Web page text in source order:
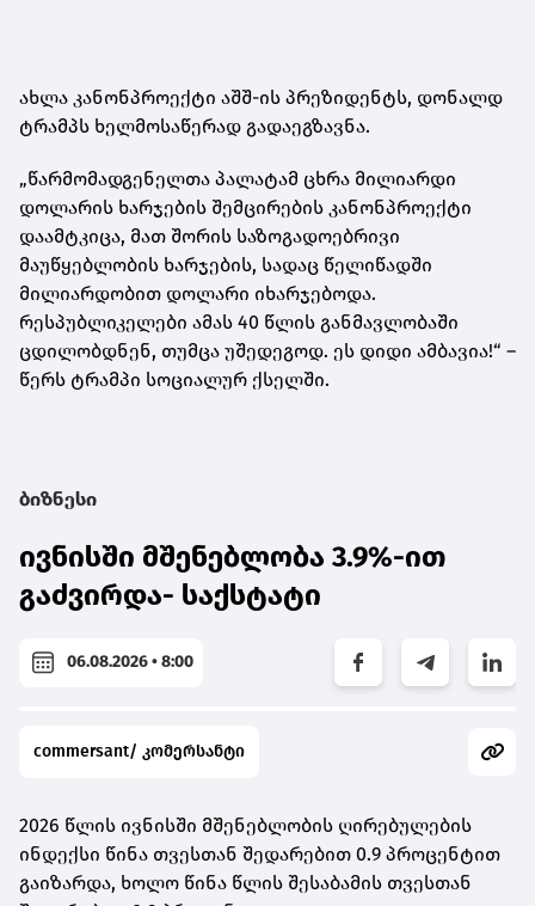
ახლა კანონპროექტი აშშ-ის პრეზიდენტს, დონალდ
ტრამპს ხელმოსაწერად გადაეგზავნა.
„წარმომადგენელთა პალატამ ცხრა მილიარდი
დოლარის ხარჯების შემცირების კანონპროექტი
დაამტკიცა, მათ შორის საზოგადოებრივი
მაუწყებლობის ხარჯების, სადაც წელიწადში
მილიარდობით დოლარი იხარჯებოდა.
რესპუბლიკელები ამას 40 წლის განმავლობაში
ცდილობდნენ, თუმცა უშედეგოდ. ეს დიდი ამბავია!“ –
წერს ტრამპი სოციალურ ქსელში.
ბიზნესი
ივნისში მშენებლობა 3.9%-ით
გაძვირდა- საქსტატი
06.08.2026 • 8:00
commersant/ კომერსანტი
2026 წლის ივნისში მშენებლობის ღირებულების
ინდექსი წინა თვესთან შედარებით 0.9 პროცენტით
გაიზარდა, ხოლო წინა წლის შესაბამის თვესთან